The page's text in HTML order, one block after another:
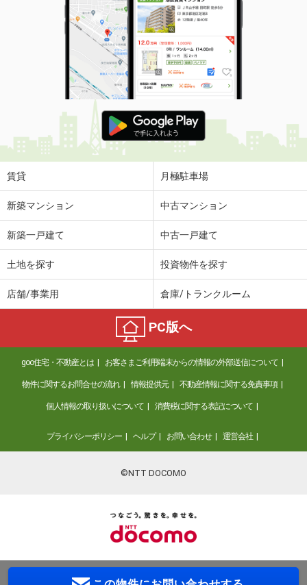
賃貸 月極駐車場
新築マンション 中古マンション
新築一戸建て 中古一戸建て
土地を探す 投資物件を探す
店舗/事業用 倉庫/トランクルーム
PC版へ
goo住宅・不動産とは お客さまご利用端末からの情報の外部送信について
物件に関するお問合せの流れ 情報提供元 不動産情報に関する免責事項
個人情報の取り扱いについて 消費税に関する表記について
プライバシーポリシー ヘルプ お問い合わせ 運営会社
©NTT DOCOMO